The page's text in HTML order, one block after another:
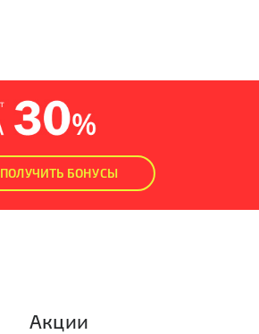
ПОЛУЧИТЬ БОНУСЫ
Акции